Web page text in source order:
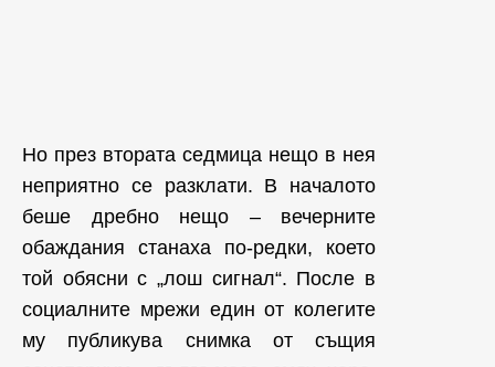
Но през втората седмица нещо в нея
неприятно се разклати. В началото
беше дребно нещо – вечерните
обаждания станаха по-редки, което
той обясни с „лош сигнал“. После в
социалните мрежи един от колегите
му публикува снимка от същия